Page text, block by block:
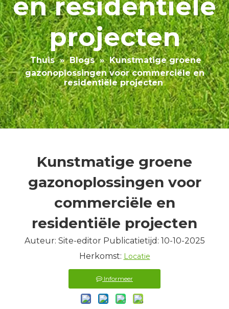
en residentiële
projecten
Thuis » Blogs » Kunstmatige groene
gazonoplossingen voor commerciële en
residentiële projecten
Kunstmatige groene
gazonoplossingen voor
commerciële en
residentiële projecten
Auteur: Site-editor Publicatietijd: 10-10-2025
Herkomst: Locatie
Informeer